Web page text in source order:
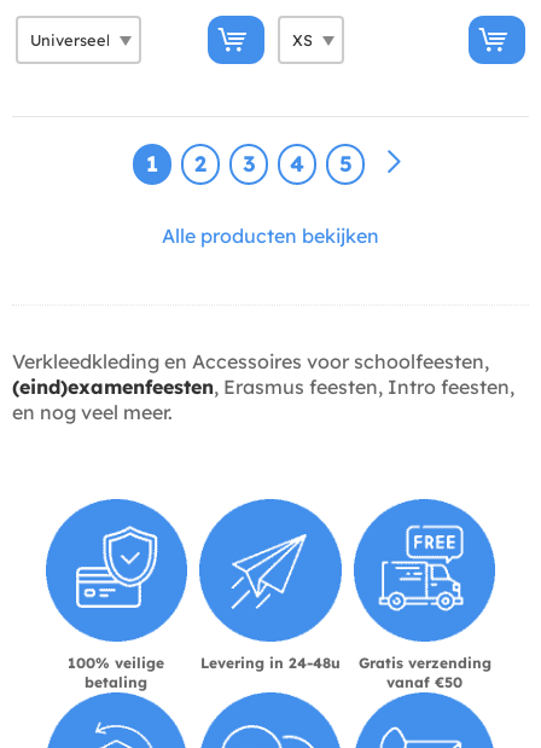
1 2 3 4 5
Alle producten bekijken
Verkleedkleding en Accessoires voor schoolfeesten,
(eind)examenfeesten, Erasmus feesten, Intro feesten,
en nog veel meer.
100% veilige
betaling
Levering in 24-48u
Gratis verzending
vanaf €50